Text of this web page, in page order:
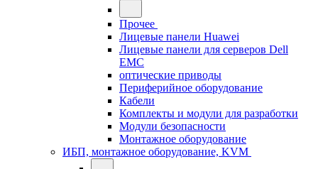
Прочее
Лицевые панели Huawei
Лицевые панели для серверов Dell
EMC
оптические приводы
Периферийное оборудование
Кабели
Комплекты и модули для разработки
Модули безопасности
Монтажное оборудование
ИБП, монтажное оборудование, KVM